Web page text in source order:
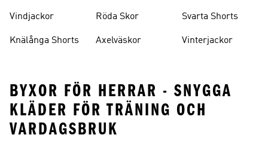
Vindjackor
Knälånga Shorts
Röda Skor
Axelväskor
Svarta Shorts
Vinterjackor
BYXOR FÖR HERRAR - SNYGGA
KLÄDER FÖR TRÄNING OCH
VARDAGSBRUK